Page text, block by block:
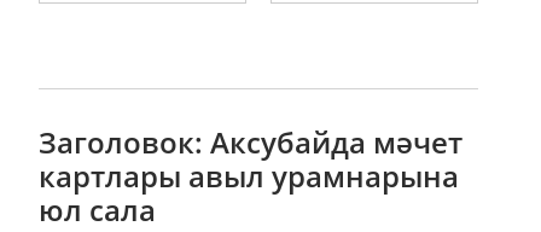
Заголовок: Аксубайда мәчет
картлары авыл урамнарына
юл сала